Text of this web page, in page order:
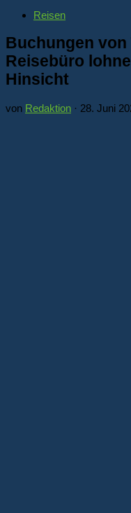
Reisen
Buchungen von
Reisebüro
Hinsicht
von Redaktion · 28. Juni